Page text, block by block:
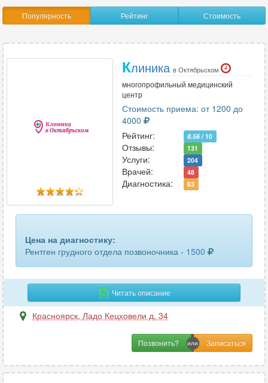
грудного отдела позвоночника 12
копчика
крестца
локтевого сустава
лопатки 5
лучезапястного сустава
молочных желез (маммография)
мочевыделительной системы (урография обзорная) 4
мочевыделительной системы (урография экскреторная) 1
Популярность Рейтинг Стоимость
Клиника в Октябрьском
многопрофильный медицинский
центр
Стоимость приема: от 1200 до
4000
Рейтинг:
8.56 / 10
Отзывы: 131
Услуги: 204
Врачей: 48
Диагностика: 63
Цена на диагностику:
Рентген грудного отдела позвоночника - 1500
Читать описание
Красноярск, Ладо Кецховели д. 34
Позвонить?